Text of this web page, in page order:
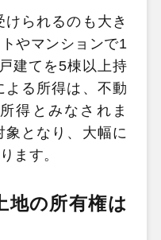
けられるのも大き
やマンションで1
建てを5棟以上持
よる所得は、不動
得とみなされま
となり、大幅に
ます。
地の所有権は